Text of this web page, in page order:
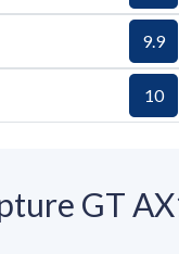
9.9
10
GT